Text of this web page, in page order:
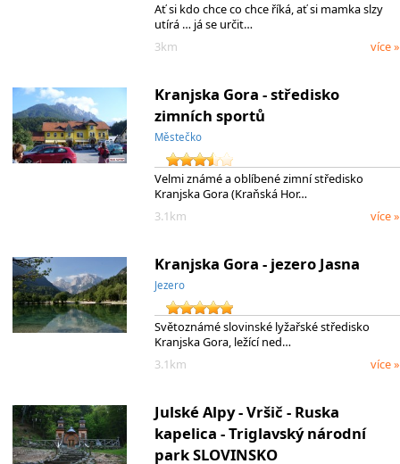
Ať si kdo chce co chce říká, ať si mamka slzy
utírá … já se určit…
3km
více »
Kranjska Gora - středisko
zimních sportů
Městečko
Velmi známé a oblíbené zimní středisko
Kranjska Gora (Kraňská Hor…
3.1km
více »
Kranjska Gora - jezero Jasna
Jezero
Světoznámé slovinské lyžařské středisko
Kranjska Gora, ležící ned…
3.1km
více »
Julské Alpy - Vršič - Ruska
kapelica - Triglavský národní
park SLOVINSKO